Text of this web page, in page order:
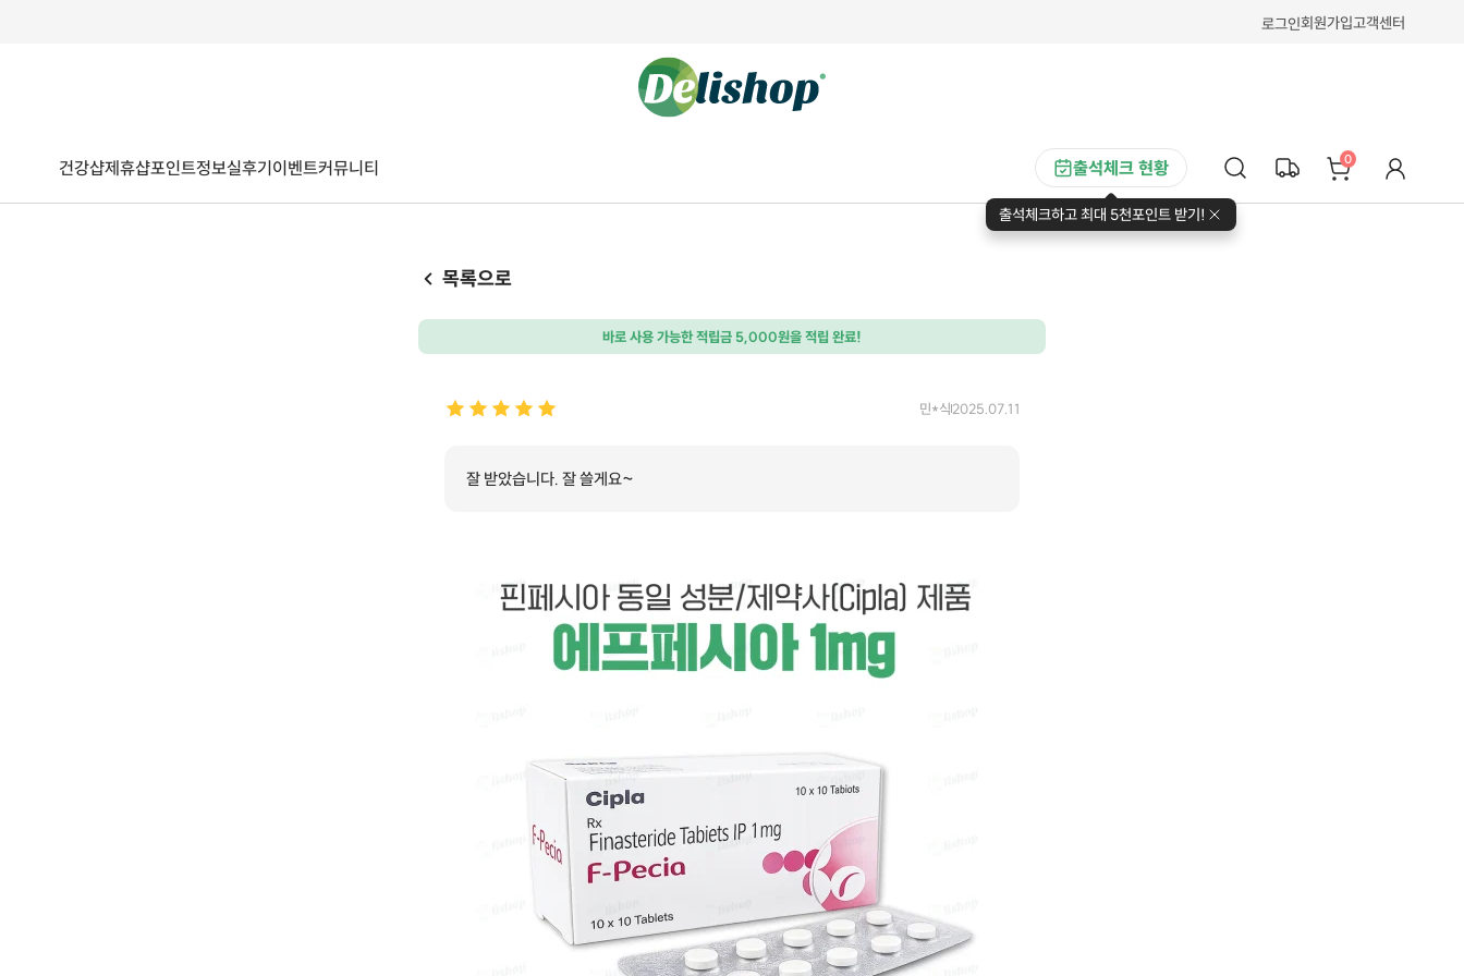
로그인회원가입고객센터
출석체크 현황
출석체크하고 최대 5천포인트 받기!
0
건강샵제휴샵포인트정보실후기이벤트커뮤니티
목록으로
바로 사용 가능한 적립금 5,000원을 적립 완료!
민*식2025.07.11
잘 받았습니다. 잘 쓸게요~